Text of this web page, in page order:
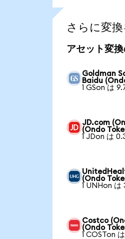
さらに変
アセット変
Goldman
Baidu
1 GSon は
JD.com
(Ondo
1 JDon は
(Ondo
1 UNHon は
Costco
(Ondo
1 COSTon